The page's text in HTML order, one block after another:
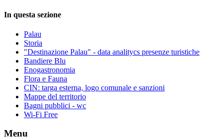
In questa sezione
Palau
Storia
"Destinazione Palau" - data analitycs presenze turistiche
Bandiere Blu
Enogastronomia
Flora e Fauna
CIN: targa esterna, logo comunale e sanzioni
Mappe del territorio
Bagni pubblici - wc
Wi-Fi Free
Menu